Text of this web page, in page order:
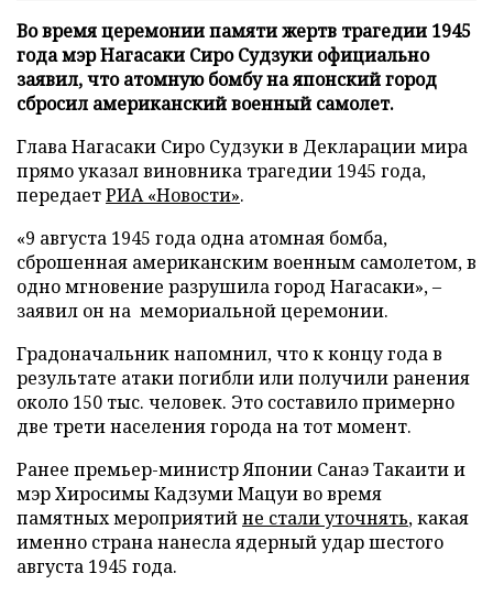
Во время церемонии памяти жертв трагедии 1945
года мэр Нагасаки Сиро Судзуки официально
заявил, что атомную бомбу на японский город
сбросил американский военный самолет.
Глава Нагасаки Сиро Судзуки в Декларации мира
прямо указал виновника трагедии 1945 года,
передаетРИА «Новости».
«9 августа 1945 года одна атомная бомба,
сброшенная американским военным самолетом, в
одно мгновение разрушила город Нагасаки», –
заявил он на мемориальной церемонии.
Градоначальник напомнил, что к концу года в
результате атаки погибли или получили ранения
около 150 тыс. человек. Это составило примерно
две трети населения города на тот момент.
Ранее премьер-министр Японии Санаэ Такаити и
мэр Хиросимы Кадзуми Мацуи во время
памятных мероприятийне стали уточнять, какая
именно страна нанесла ядерный удар шестого
августа 1945 года.